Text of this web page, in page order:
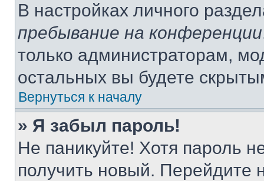
В настройках личного
пребывание на конференции
только администраторам,
остальных вы будете
Вернуться к началу
» Я забыл пароль!
Не паникуйте! Хотя пароль
получить новый. Перейдите